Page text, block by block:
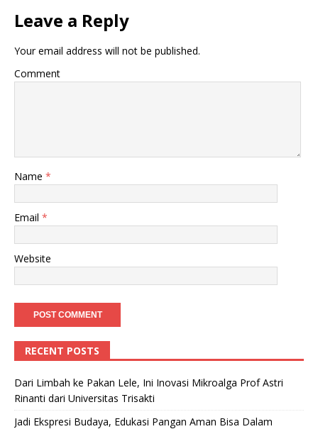
Leave a Reply
Your email address will not be published.
Comment
Name *
Email *
Website
RECENT POSTS
Dari Limbah ke Pakan Lele, Ini Inovasi Mikroalga Prof Astri
Rinanti dari Universitas Trisakti
Jadi Ekspresi Budaya, Edukasi Pangan Aman Bisa Dalam